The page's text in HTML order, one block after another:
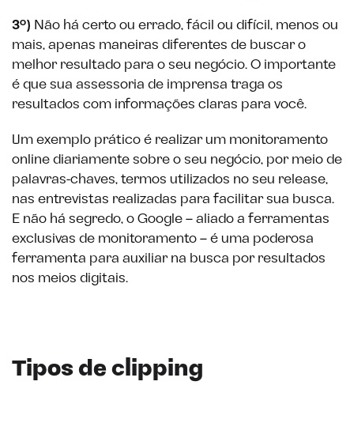
3º) Não há certo ou errado, fácil ou difícil, menos ou
mais, apenas maneiras diferentes de buscar o
melhor resultado para o seu negócio. O importante
é que sua assessoria de imprensa traga os
resultados com informações claras para você.
Um exemplo prático é realizar um monitoramento
online diariamente sobre o seu negócio, por meio de
palavras-chaves, termos utilizados no seu release,
nas entrevistas realizadas para facilitar sua busca.
E não há segredo, o Google – aliado a ferramentas
exclusivas de monitoramento – é uma poderosa
ferramenta para auxiliar na busca por resultados
nos meios digitais.
Tipos de clipping